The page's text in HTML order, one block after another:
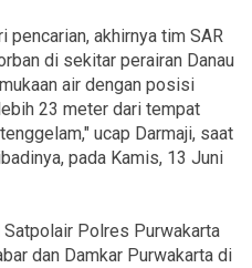
pencarian, akhirnya tim SAR
di sekitar perairan Danau
air dengan posisi
23 meter dari tempat
ucap Darmaji, saat
pada Kamis, 13 Juni
Satpolair Polres Purwakarta
dan Damkar Purwakarta di